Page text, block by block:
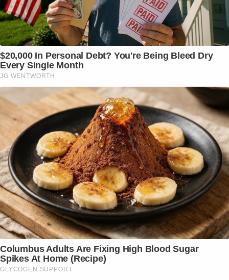
$20,000 In Personal Debt? You're Being Bleed Dry
Every Single Month
JG WENTWORTH
Columbus Adults Are Fixing High Blood Sugar
Spikes At Home (Recipe)
GLYCOGEN SUPPORT